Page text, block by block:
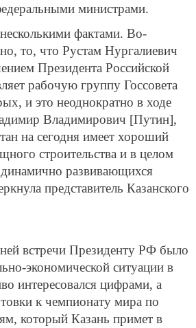
министрами.
фактами. Во-
то, что Рустам Нургалиевич
Президента Российской
рабочую группу Госсовета
и это неоднократно в ходе
Владимирович [Путин],
на сегодня имеет хороший
строительства и в целом
динамично развивающихся
представитель Казанского
встречи Президенту РФ было
экономической ситуации в
интересовался цифрами, а
к чемпионату мира по
который Казань примет в